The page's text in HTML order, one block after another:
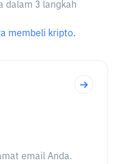
dalam 3 langkah
membeli kripto.
email Anda.